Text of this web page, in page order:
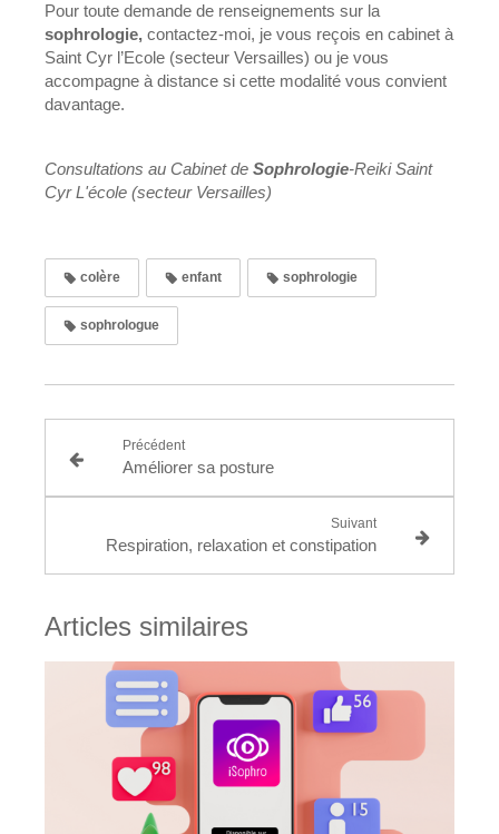
Pour toute demande de renseignements sur la
sophrologie, contactez-moi, je vous reçois en cabinet à
Saint Cyr l’Ecole (secteur Versailles) ou je vous
accompagne à distance si cette modalité vous convient
davantage.
Consultations au Cabinet de Sophrologie-Reiki Saint
Cyr L'école (secteur Versailles)
colère enfant sophrologie
sophrologue
Précédent
Améliorer sa posture
Suivant
Respiration, relaxation et constipation
Articles similaires